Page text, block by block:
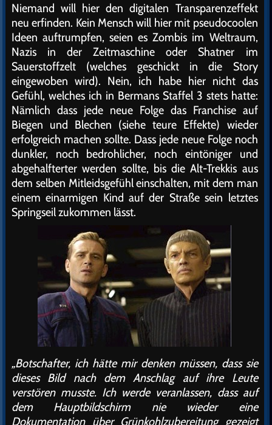
Niemand will hier den digitalen Transparenzeffekt
neu erfinden. Kein Mensch will hier mit pseudocoolen
Ideen auftrumpfen, seien es Zombis im Weltraum,
Nazis in der Zeitmaschine oder Shatner im
Sauerstoffzelt (welches geschickt in die Story
eingewoben wird). Nein, ich habe hier nicht das
Gefühl, welches ich in Bermans Staffel 3 stets hatte:
Nämlich dass jede neue Folge das Franchise auf
Biegen und Blechen (siehe teure Effekte) wieder
erfolgreich machen sollte. Dass jede neue Folge noch
dunkler, noch bedrohlicher, noch eintöniger und
abgehalfterter werden sollte, bis die Alt-Trekkis aus
dem selben Mitleidsgefühl einschalten, mit dem man
einem einarmigen Kind auf der Straße sein letztes
Springseil zukommen lässt.
„Botschafter, ich hätte mir denken müssen, dass sie
dieses Bild nach dem Anschlag auf ihre Leute
verstören musste. Ich werde veranlassen, dass auf
dem Hauptbildschirm nie wieder eine
Dokumentation über Grünkohlzubereitung gezeigt